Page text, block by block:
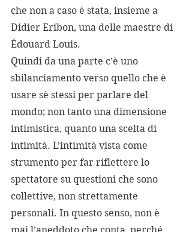
che non a caso è stata, insieme a
Didier Eribon, una delle maestre di
Édouard Louis.
Quindi da una parte c’è uno
sbilanciamento verso quello che è
usare sè stessi per parlare del
mondo; non tanto una dimensione
intimistica, quanto una scelta di
intimità. L’intimità vista come
strumento per far riflettere lo
spettatore su questioni che sono
collettive, non strettamente
personali. In questo senso, non è